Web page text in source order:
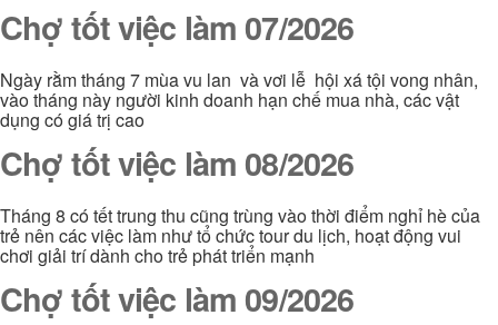
Chợ tốt việc làm 07/2026
Ngày rằm tháng 7 mùa vu lan và vơi lễ hội xá tội vong nhân,
vào tháng này người kinh doanh hạn chế mua nhà, các vật
dụng có giá trị cao
Chợ tốt việc làm 08/2026
Tháng 8 có tết trung thu cũng trùng vào thời điểm nghỉ hè của
trẻ nên các việc làm như tổ chức tour du lịch, hoạt động vui
chơi giải trí dành cho trẻ phát triển mạnh
Chợ tốt việc làm 09/2026